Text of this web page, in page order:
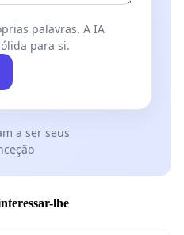
palavras. A IA
para si.
a ser seus
lhe